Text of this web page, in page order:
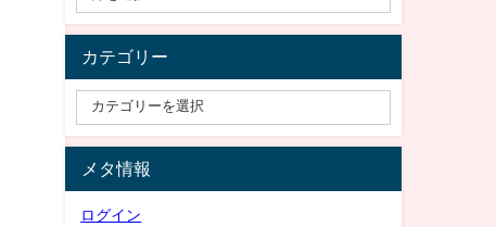
カテゴリー
メタ情報
ログイン